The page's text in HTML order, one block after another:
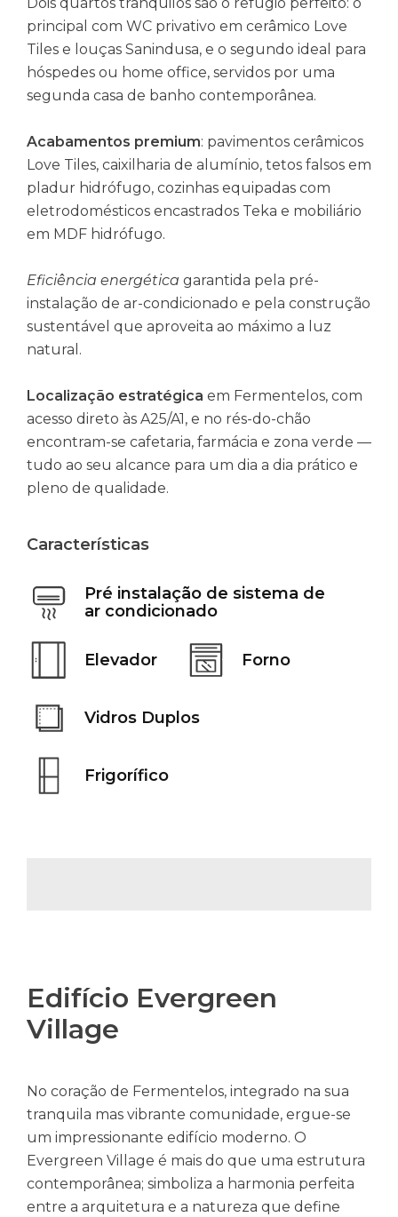
principal com WC privativo em cerâmico Love
Tiles e louças Sanindusa, e o segundo ideal para
hóspedes ou home office, servidos por uma
segunda casa de banho contemporânea.
Acabamentos premium: pavimentos cerâmicos
Love Tiles, caixilharia de alumínio, tetos falsos em
pladur hidrófugo, cozinhas equipadas com
eletrodomésticos encastrados Teka e mobiliário
em MDF hidrófugo.
Eficiência energética garantida pela pré-
instalação de ar-condicionado e pela construção
sustentável que aproveita ao máximo a luz
natural.
Localização estratégica em Fermentelos, com
acesso direto às A25/A1, e no rés-do-chão
encontram-se cafetaria, farmácia e zona verde —
tudo ao seu alcance para um dia a dia prático e
pleno de qualidade.
Características
Pré instalação de sistema de
ar condicionado
Elevador Forno
Vidros Duplos
Frigorífico
Edifício Evergreen
Village
No coração de Fermentelos, integrado na sua
tranquila mas vibrante comunidade, ergue-se
um impressionante edifício moderno. O
Evergreen Village é mais do que uma estrutura
contemporânea; simboliza a harmonia perfeita
entre a arquitetura e a natureza que define